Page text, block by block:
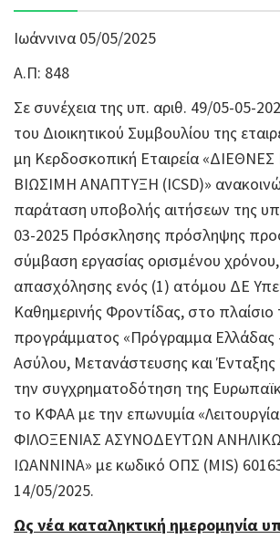
Ιωάννινα 05/05/2025
Α.Π: 848
Σε συνέχεια της υπ. αριθ. 49/05-05-
του Διοικητικού Συμβουλίου της
μη Κερδοσκοπική Εταιρεία
ΒΙΩΣΙΜΗ ΑΝΑΠΤΥΞΗ (ICSD)»
παράταση υποβολής αιτήσεων της
03-2025 Πρόσκλησης πρόσληψης
σύμβαση εργασίας ορισμένου χρόνου,
απασχόλησης ενός (1) ατόμου ΔΕ
Καθημερινής Φροντίδας, στο πλαίσιο
προγράμματος «Πρόγραμμα Ελλάδας
Ασύλου, Μετανάστευσης και Ένταξης
την συγχρηματοδότηση της
το ΚΦΑΑ με την επωνυμία
ΦΙΛΟΞΕΝΙΑΣ ΑΣΥΝΟΔΕΥΤΩΝ
ΙΩΑΝΝΙΝΑ» με κωδικό ΟΠΣ (MIS)
14/05/2025.
Ως νέα καταληκτική ημερομηνία